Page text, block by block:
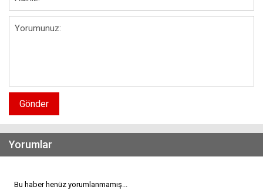
Gönder
Yorumlar
Bu haber henüz yorumlanmamış...